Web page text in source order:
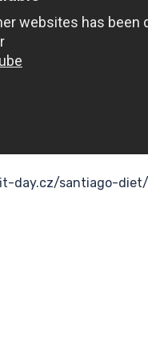
day.cz/santiago-diet/